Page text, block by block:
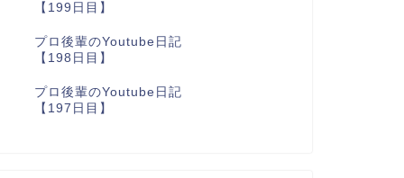
【199日目】
プロ後輩のYoutube日記
【198日目】
プロ後輩のYoutube日記
【197日目】